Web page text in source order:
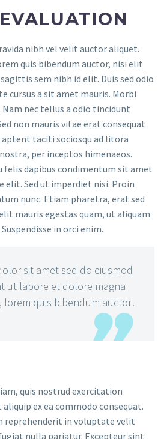
nibh vel velit auctor aliquet.
quis bibendum auctor, nisi elit
sem nibh id elit. Duis sed odio
cursus a sit amet mauris. Morbi
nec tellus a odio tincidunt
non mauris vitae erat consequat
aptent taciti sociosqu ad litora
per inceptos himenaeos.
felis dapibus condimentum sit amet
elit. Sed ut imperdiet nisi. Proin
nunc. Etiam pharetra, erat sed
mauris egestas quam, ut aliquam
in orci enim.
sit amet sed do eiusmod
ut labore et dolore magna
lorem quis bibendum auctor!
quis nostrud exercitation
ex ea commodo consequat.
reprehenderit in voluptate velit
nulla pariatur. Excepteur sint